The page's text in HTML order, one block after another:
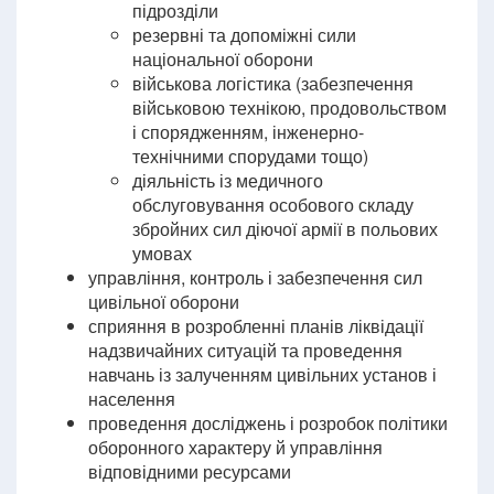
підрозділи
резервні та допоміжні сили
національної оборони
військова логістика (забезпечення
військовою технікою, продовольством
і спорядженням, інженерно-
технічними спорудами тощо)
діяльність із медичного
обслуговування особового складу
збройних сил діючої армії в польових
умовах
управління, контроль і забезпечення сил
цивільної оборони
сприяння в розробленні планів ліквідації
надзвичайних ситуацій та проведення
навчань із залученням цивільних установ і
населення
проведення досліджень і розробок політики
оборонного характеру й управління
відповідними ресурсами